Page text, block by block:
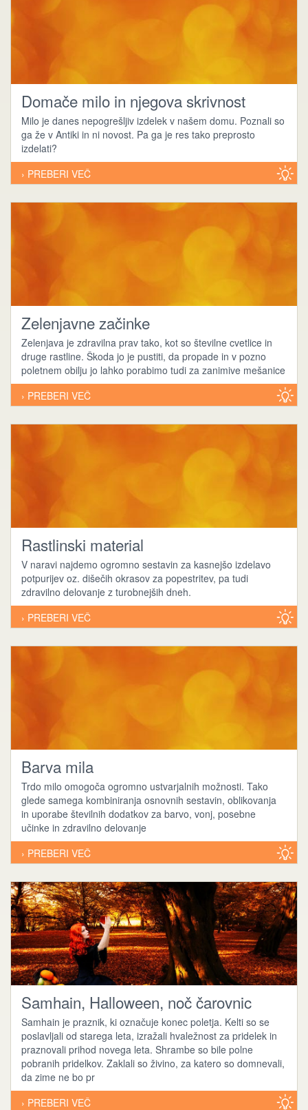
Domače milo in njegova skrivnost
Milo je danes nepogrešljiv izdelek v našem domu. Poznali so
ga že v Antiki in ni novost. Pa ga je res tako preprosto
izdelati?
› PREBERI VEČ
Zelenjavne začinke
Zelenjava je zdravilna prav tako, kot so številne cvetlice in
druge rastline. Škoda jo je pustiti, da propade in v pozno
poletnem obilju jo lahko porabimo tudi za zanimive mešanice
› PREBERI VEČ
Rastlinski material
V naravi najdemo ogromno sestavin za kasnejšo izdelavo
potpurijev oz. dišečih okrasov za popestritev, pa tudi
zdravilno delovanje z turobnejših dneh.
› PREBERI VEČ
Barva mila
Trdo milo omogoča ogromno ustvarjalnih možnosti. Tako
glede samega kombiniranja osnovnih sestavin, oblikovanja
in uporabe številnih dodatkov za barvo, vonj, posebne
učinke in zdravilno delovanje
› PREBERI VEČ
Samhain, Halloween, noč čarovnic
Samhain je praznik, ki označuje konec poletja. Kelti so se
poslavljali od starega leta, izražali hvaležnost za pridelek in
praznovali prihod novega leta. Shrambe so bile polne
pobranih pridelkov. Zaklali so živino, za katero so domnevali,
da zime ne bo pr
› PREBERI VEČ